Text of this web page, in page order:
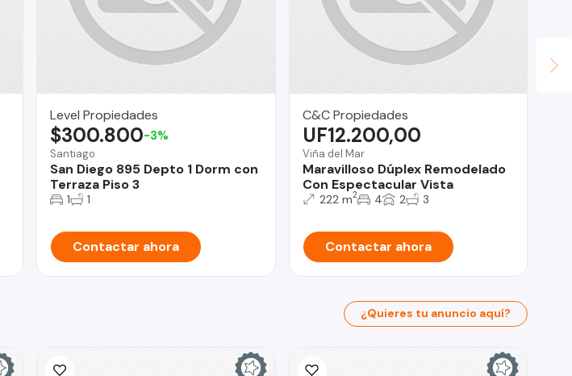
Level Propiedades
Santiago
San Diego 895 Depto 1 Dorm con
Terraza Piso 3
$300.800-3%
1 1
Contactar ahora
C&C Propiedades
Viña del Mar
Maravilloso Dúplex Remodelado
Con Espectacular Vista
UF12.200,00
222 m2 4 2 3
Contactar ahora
¿Quieres tu anuncio aquí?